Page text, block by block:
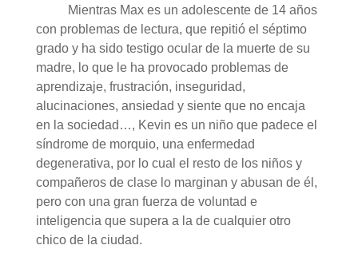
Mientras Max es un adolescente de 14 años
con problemas de lectura, que repitió el séptimo
grado y ha sido testigo ocular de la muerte de su
madre, lo que le ha provocado problemas de
aprendizaje, frustración, inseguridad,
alucinaciones, ansiedad y siente que no encaja
en la sociedad…, Kevin es un niño que padece el
síndrome de morquio, una enfermedad
degenerativa, por lo cual el resto de los niños y
compañeros de clase lo marginan y abusan de él,
pero con una gran fuerza de voluntad e
inteligencia que supera a la de cualquier otro
chico de la ciudad.